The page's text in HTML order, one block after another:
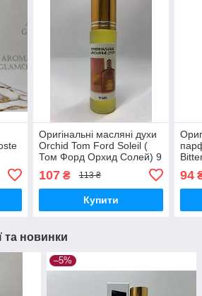
Оригінальні масляні духи
Orchid Tom Ford Soleil (
Том Форд Орхид Солей) 9
107₴ 113 ₴
Купити
94
та новинки
–5%